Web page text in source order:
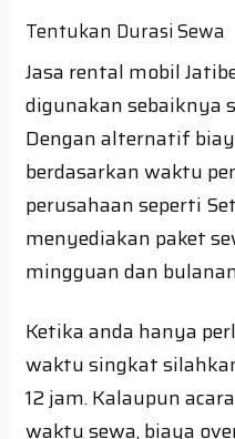
Tentukan Durasi Sewa
Jasa rental mobil
digunakan sebaiknya
Dengan alternatif
berdasarkan waktu
perusahaan seperti
menyediakan paket
mingguan dan
Ketika anda hanya
waktu singkat
12 jam. Kalaupun
waktu sewa, biaya